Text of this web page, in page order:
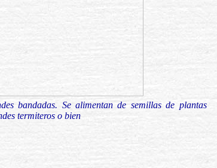
bandadas. Se alimentan de semillas de plantas
termiteros o bien